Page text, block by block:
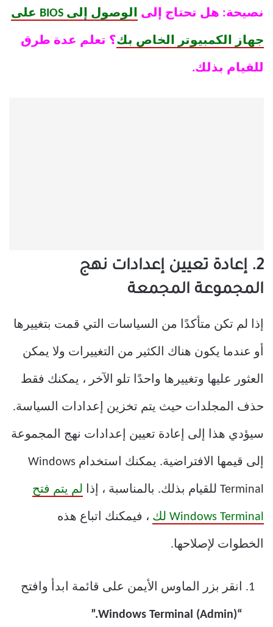
نصيحة: هل تحتاج إلى الوصول إلى BIOS على
جهاز الكمبيوتر الخاص بك؟ تعلم عدة طرق
للقيام بذلك.
2. إعادة تعيين إعدادات نهج
المجموعة المجمعة
إذا لم تكن متأكدًا من السياسات التي قمت بتغييرها
أو عندما يكون هناك الكثير من التغييرات ولا يمكن
العثور عليها وتغييرها واحدًا تلو الآخر ، يمكنك فقط
حذف المجلدات حيث يتم تخزين إعدادات السياسة.
سيؤدي هذا إلى إعادة تعيين إعدادات نهج المجموعة
إلى قيمها الافتراضية. يمكنك استخدام Windows
Terminal للقيام بذلك. بالمناسبة ، إذا لم يتم فتح
Windows Terminal لك ، فيمكنك اتباع هذه
الخطوات لإصلاحها.
انقر بزر الماوس الأيمن على قائمة ابدأ وافتح
“Windows Terminal (Admin).”